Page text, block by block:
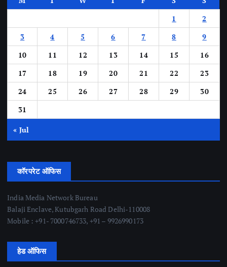
1
2
3
4 5 6 7 8
9
10
11 12 13 14 15
16
17
18 19 20 21 22
23
24
25 26 27 28 29
30
31
« Jul
कॉरपरेट ऑफिस
India Media Network Bureau
Balaji Enclave, Kutubgarh Road Delhi-110008
Mobile : +91- 7000746733, +91 – 9926990173
हेड ऑफिस